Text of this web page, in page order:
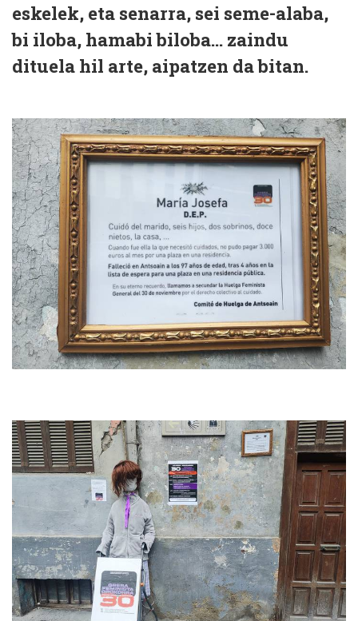
eskelek, eta senarra, sei seme-alaba,
bi iloba, hamabi biloba... zaindu
dituela hil arte, aipatzen da bitan.